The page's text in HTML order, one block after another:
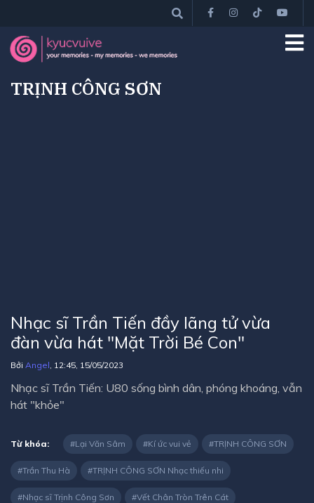
TRỊNH CÔNG SƠN
Nhạc sĩ Trần Tiến đầy lãng tử vừa
đàn vừa hát "Mặt Trời Bé Con"
Bởi Angel, 12:45, 15/05/2023
Nhạc sĩ Trần Tiến: U80 sống bình dân, phóng khoáng, vẫn
hát "khỏe"
Từ khóa: Lại Văn Sâm Kí ức vui vẻ TRỊNH CÔNG SƠN
Trần Thu Hà TRỊNH CÔNG SƠN Nhạc thiếu nhi
Nhạc sĩ Trịnh Công Sơn Vết Chân Tròn Trên Cát